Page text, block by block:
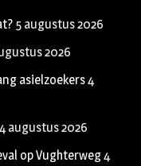
5 augustus 2026
2026
asielzoekers4
4 augustus 2026
op Vughterweg4